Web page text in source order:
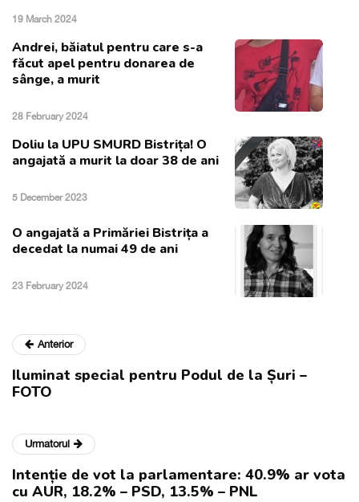
19 March 2024
Andrei, băiatul pentru care s-a
făcut apel pentru donarea de
sânge, a murit
28 February 2024
Doliu la UPU SMURD Bistrița! O
angajată a murit la doar 38 de ani
5 December 2023
O angajată a Primăriei Bistrița a
decedat la numai 49 de ani
23 February 2024
Anterior
Iluminat special pentru Podul de la Șuri –
FOTO
Urmatorul
Intenție de vot la parlamentare: 40.9% ar vota
cu AUR, 18.2% – PSD, 13.5% – PNL